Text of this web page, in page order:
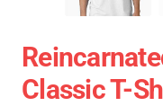
Classic T-